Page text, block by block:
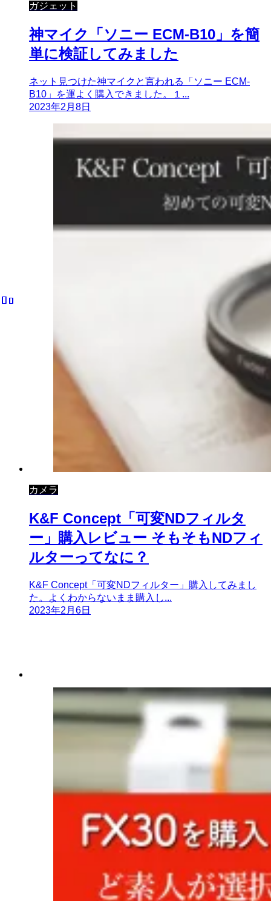
ガジェット
神マイク「ソニー ECM-B10」を簡
単に検証してみました
ネット見つけた神マイクと言われる「ソニー ECM-
B10」を運よく購入できました。１...
2023年2月8日
カメラ
K&F Concept「可変NDフィルタ
ー」購入レビュー そもそもNDフィ
ルターってなに？
K&F Concept「可変NDフィルター」購入してみまし
た。よくわからないまま購入し...
2023年2月6日